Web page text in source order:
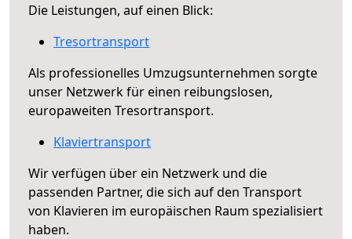
Die Leistungen, auf einen Blick:
Tresortransport
Als professionelles Umzugsunternehmen sorgte
unser Netzwerk für einen reibungslosen,
europaweiten Tresortransport.
Klaviertransport
Wir verfügen über ein Netzwerk und die
passenden Partner, die sich auf den Transport
von Klavieren im europäischen Raum spezialisiert
haben.